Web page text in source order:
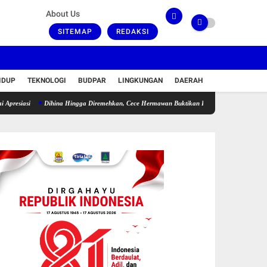
About Us
SITEMAP REDAKSI
TEKNOLOGI BUDPAR LINGKUNGAN DAERAH
Dihina Hingga Diremehkan, Cece Hermawan Buktikan Kepemimpinan Humanis Bangun